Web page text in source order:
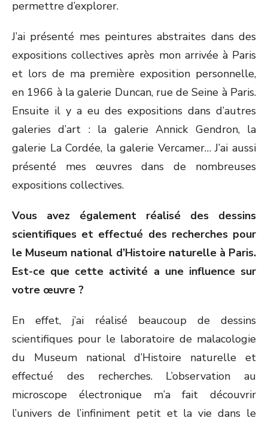
permettre d’explorer.
J’ai présenté mes peintures abstraites dans des
expositions collectives après mon arrivée à Paris
et lors de ma première exposition personnelle,
en 1966 à la galerie Duncan, rue de Seine à Paris.
Ensuite il y a eu des expositions dans d’autres
galeries d’art : la galerie Annick Gendron, la
galerie La Cordée, la galerie Vercamer… J’ai aussi
présenté mes œuvres dans de nombreuses
expositions collectives.
Vous avez également réalisé des dessins
scientifiques et effectué des recherches pour
le Museum national d’Histoire naturelle à Paris.
Est-ce que cette activité a une influence sur
votre œuvre ?
En effet, j’ai réalisé beaucoup de dessins
scientifiques pour le laboratoire de malacologie
du Museum national d’Histoire naturelle et
effectué des recherches. L’observation au
microscope électronique m’a fait découvrir
l’univers de l’infiniment petit et la vie dans le